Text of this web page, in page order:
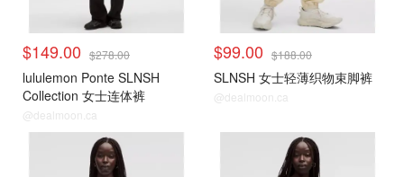
$149.00 $278.00
lululemon Ponte SLNSH
Collection 女士连体裤
@dealmoon.ca
$99.00 $188.00
SLNSH 女士轻薄织物束脚裤
@dealmoon.ca